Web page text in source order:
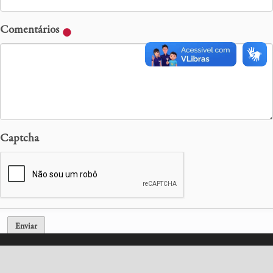
Comentários
Captcha